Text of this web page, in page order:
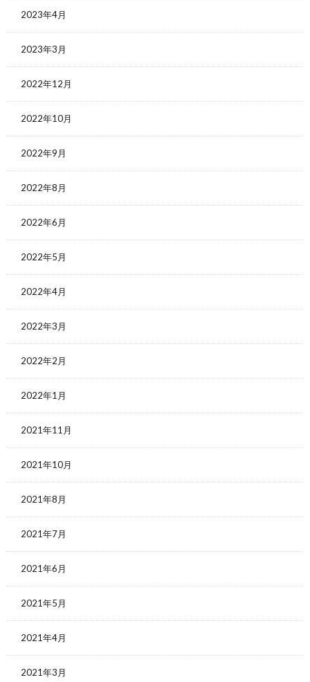
2023年4月
2023年3月
2022年12月
2022年10月
2022年9月
2022年8月
2022年6月
2022年5月
2022年4月
2022年3月
2022年2月
2022年1月
2021年11月
2021年10月
2021年8月
2021年7月
2021年6月
2021年5月
2021年4月
2021年3月